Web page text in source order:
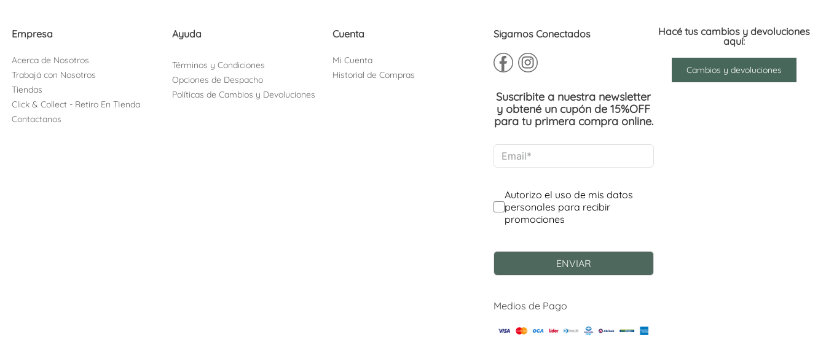
Empresa
Acerca de Nosotros
Trabajá con Nosotros
Tiendas
Click & Collect - Retiro En TIenda
Contactanos
Ayuda
Términos y Condiciones
Opciones de Despacho
Políticas de Cambios y Devoluciones
Cuenta
Mi Cuenta
Historial de Compras
Sigamos Conectados
Suscribite a nuestra newsletter
y obtené un cupón de 15%OFF
para tu primera compra online.
Medios de Pago
Hacé tus cambios y devoluciones
aquí:
Cambios y devoluciones